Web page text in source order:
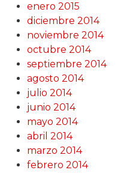
enero 2015
diciembre 2014
noviembre 2014
octubre 2014
septiembre 2014
agosto 2014
julio 2014
junio 2014
mayo 2014
abril 2014
marzo 2014
febrero 2014